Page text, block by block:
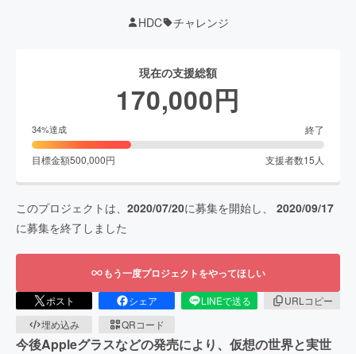
HDC チャレンジ
現在の支援総額
170,000円
34%達成 終了
目標金額500,000円 支援者数15 人
このプロジェクトは、 2020/07/20に募集を開始し、 2020/09/17
に募集を終了しました
もう一度プロジェクトをやってほしい
ポスト シェア LINEで送る
URLコピー
埋め込み
QRコード
今後Appleグラスなどの発売により、仮想の世界と実世